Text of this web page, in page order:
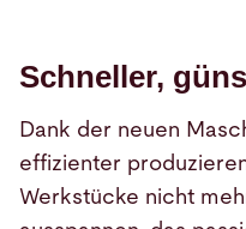
Schneller,
Dank der neuen
effizienter
Werkstücke nicht